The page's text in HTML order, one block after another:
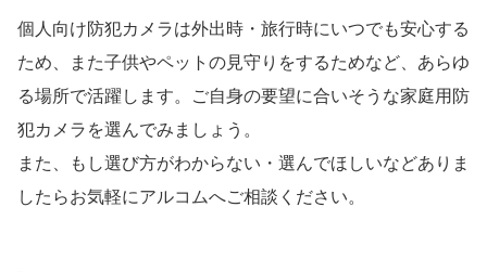
個人向け防犯カメラは外出時・旅行時にいつでも安心する
ため、また子供やペットの見守りをするためなど、あらゆ
る場所で活躍します。ご自身の要望に合いそうな家庭用防
犯カメラを選んでみましょう。
また、もし選び方がわからない・選んでほしいなどありま
したらお気軽にアルコムへご相談ください。